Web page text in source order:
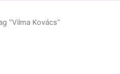
“Vilma Kovács”